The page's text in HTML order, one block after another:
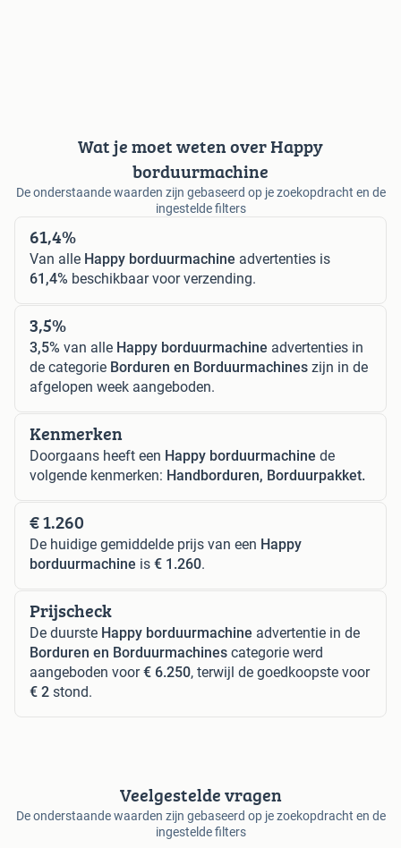
Wat je moet weten over Happy
borduurmachine
De onderstaande waarden zijn gebaseerd op je zoekopdracht en de
ingestelde filters
61,4%
Van alle Happy borduurmachine advertenties is
61,4% beschikbaar voor verzending.
3,5%
3,5% van alle Happy borduurmachine advertenties in
de categorie Borduren en Borduurmachines zijn in de
afgelopen week aangeboden.
Kenmerken
Doorgaans heeft een Happy borduurmachine de
volgende kenmerken: Handborduren, Borduurpakket.
€ 1.260
De huidige gemiddelde prijs van een Happy
borduurmachine is € 1.260.
Prijscheck
De duurste Happy borduurmachine advertentie in de
Borduren en Borduurmachines categorie werd
aangeboden voor€ 6.250, terwijl de goedkoopste voor
€ 2 stond.
Veelgestelde vragen
De onderstaande waarden zijn gebaseerd op je zoekopdracht en de
ingestelde filters